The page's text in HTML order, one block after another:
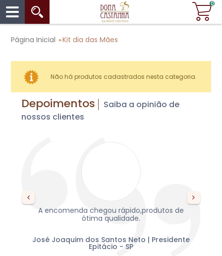
0
Página Inicial »Kit dia das Mães
Não há produtos cadastrados nesta categoria.
Depoimentos
Saiba a opinião de
nossos clientes
A encomenda chegou rápido,produtos de
ótima qualidade.
José Joaquim dos Santos Neto | Presidente
Epitácio - SP